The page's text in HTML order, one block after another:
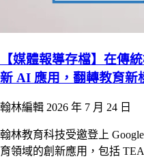
【媒體報導存檔】在傳
新 AI 應用，翻轉教育新
翰林編輯 2026 年 7 月 24 日
翰林教育科技受邀登上
育領域的創新應用，包括